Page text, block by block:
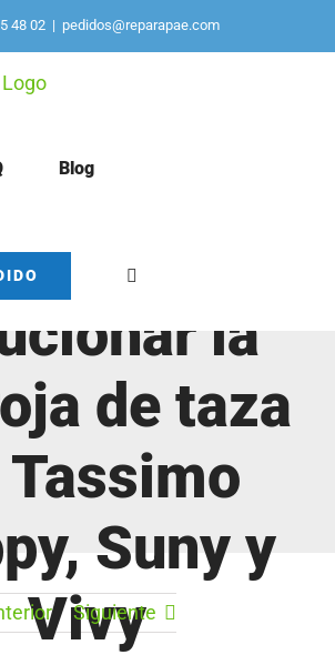
48 02 | pedidos@reparapae.com
Blog
Cómo
la
de taza
Tassimo
Suny y
Vivy
Siguiente